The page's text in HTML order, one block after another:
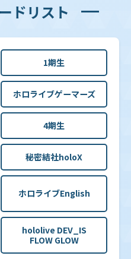
ドリスト
1期生
ホロライブゲーマーズ
4期生
秘密結社holoX
ホロライブEnglish
hololive DEV_IS
FLOW GLOW